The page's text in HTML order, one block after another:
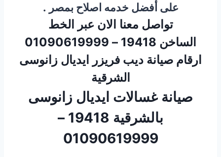
على أفضل خدمه اصلاح بمصر .
تواصل معنا الان عبر الخط
الساخن 19418 – 01090619999
ارقام صيانة ديب فريزر ايديال زانوسى
الشرقية
صيانة غسالات ايديال زانوسى
بالشرقية 19418 –
01090619999